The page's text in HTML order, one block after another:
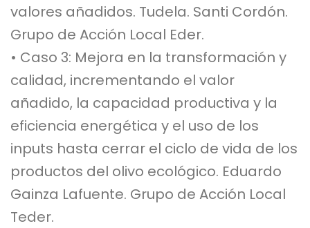
valores añadidos. Tudela. Santi Cordón.
Grupo de Acción Local Eder.
• Caso 3: Mejora en la transformación y
calidad, incrementando el valor
añadido, la capacidad productiva y la
eficiencia energética y el uso de los
inputs hasta cerrar el ciclo de vida de los
productos del olivo ecológico. Eduardo
Gainza Lafuente. Grupo de Acción Local
Teder.